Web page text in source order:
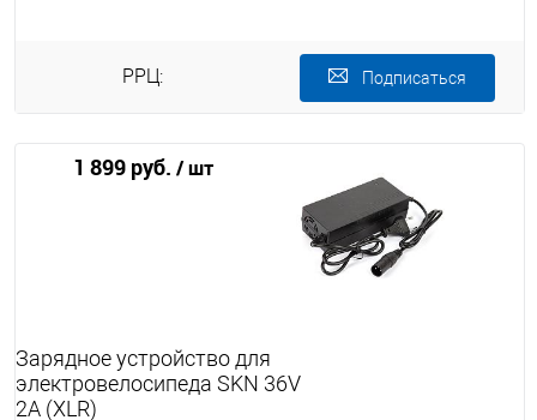
РРЦ:
1 899 руб. / шт
Подписаться
Зарядное устройство для
электровелосипеда SKN 36V
2A (XLR)